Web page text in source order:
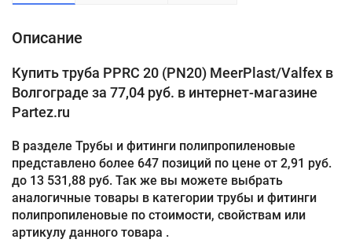
Описание
Купить труба PPRC 20 (PN20) MeerPlast/Valfex в
Волгограде за 77,04 руб. в интернет-магазине
Partez.ru
В разделе Трубы и фитинги полипропиленовые
представлено более 647 позиций по цене от 2,91 руб.
до 13 531,88 руб. Так же вы можете выбрать
аналогичные товары в категории трубы и фитинги
полипропиленовые по стоимости, свойствам или
артикулу данного товара .